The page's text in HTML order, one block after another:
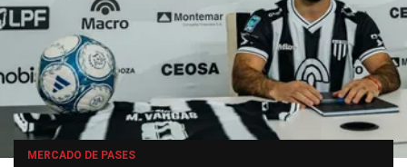
MERCADO DE PASES